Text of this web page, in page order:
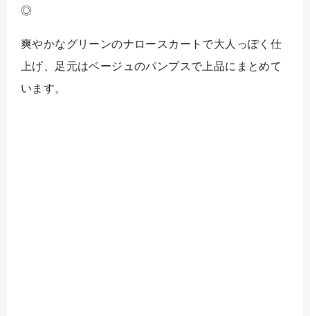
◎
爽やかなグリーンのナロースカートで大人っぽく仕
上げ、足元はベージュのパンプスで上品にまとめて
います。